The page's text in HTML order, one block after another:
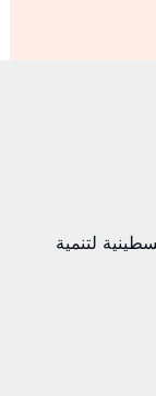
لتنمية